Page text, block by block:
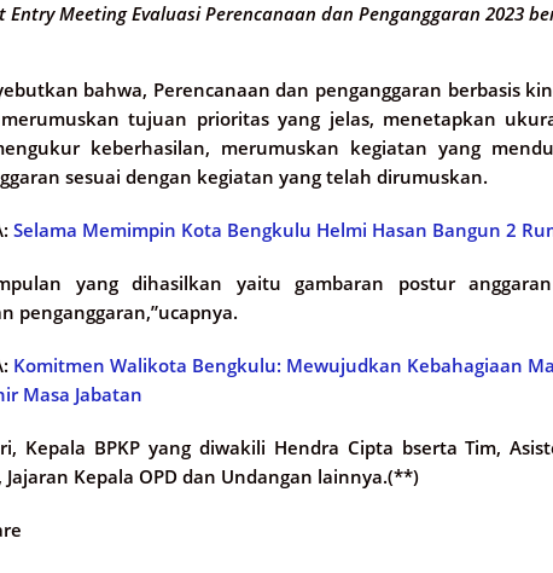
Entry Meeting Evaluasi Perencanaan dan Penganggaran 2023
bahwa, Perencanaan dan penganggaran berbasis
tujuan prioritas yang jelas, menetapkan
keberhasilan, merumuskan kegiatan yang
sesuai dengan kegiatan yang telah dirumuskan.
Selama Memimpin Kota Bengkulu Helmi Hasan Bangun 2
yang dihasilkan yaitu gambaran postur
penganggaran,”ucapnya.
Komitmen Walikota Bengkulu: Mewujudkan Kebahagiaan
Masa Jabatan
Kepala BPKP yang diwakili Hendra Cipta bserta Tim,
Kepala OPD dan Undangan lainnya.(**)